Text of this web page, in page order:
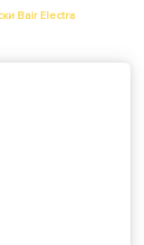
Bair Electra